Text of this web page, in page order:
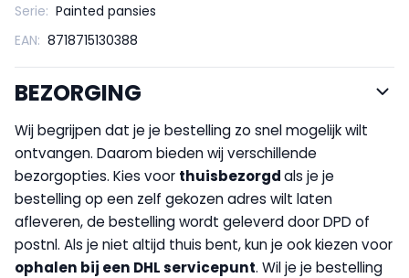
Serie: Painted pansies
EAN: 8718715130388
BEZORGING
Wij begrijpen dat je je bestelling zo snel mogelijk wilt
ontvangen. Daarom bieden wij verschillende
bezorgopties. Kies voor thuisbezorgdals je je
bestelling op een zelf gekozen adres wilt laten
afleveren, de bestelling wordt geleverd door DPD of
postnl. Als je niet altijd thuis bent, kun je ook kiezen voor
ophalen bij een DHL servicepunt. Wil je je bestelling